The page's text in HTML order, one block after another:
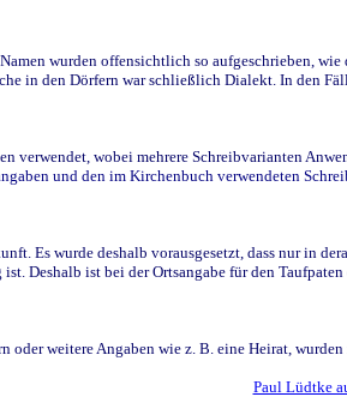
wurden offensichtlich so aufgeschrieben,
in den Dörfern war schließlich Dialekt. In den
verwendet, wobei mehrere Schreibvarianten
und den im Kirchenbuch verwendeten
Es wurde deshalb vorausgesetzt, dass nur in
Deshalb ist bei der Ortsangabe für den
weitere Angaben wie z. B. eine Heirat, wurden
Paul Lüdtke